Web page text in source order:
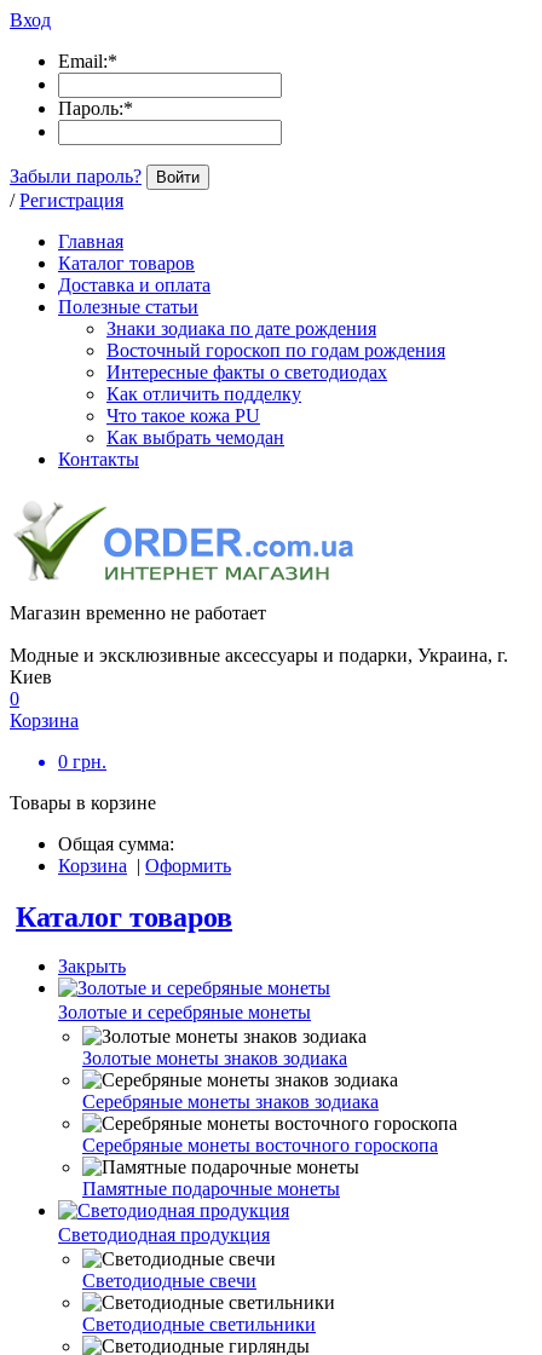
Вход
Email:*
Пароль:*
Забыли пароль? Войти
/ Регистрация
Главная
Каталог товаров
Доставка и оплата
Полезные статьи
Знаки зодиака по дате рождения
Восточный гороскоп по годам рождения
Интересные факты о светодиодах
Как отличить подделку
Что такое кожа PU
Как выбрать чемодан
Контакты
Магазин временно не работает
Модные и эксклюзивные аксессуары и подарки, Украина, г.
Киев
0
Корзина
0 грн.
Товары в корзине
Общая сумма:
Корзина | Оформить
Каталог товаров
Закрыть
Золотые и серебряные монеты
Золотые монеты знаков зодиака
Серебряные монеты знаков зодиака
Серебряные монеты восточного гороскопа
Памятные подарочные монеты
Светодиодная продукция
Светодиодные свечи
Светодиодные светильники